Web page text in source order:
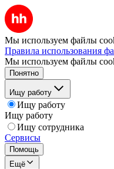
Мы используем файлы
Правила использования
Мы используем файлы
Понятно
Ищу работу
Ищу работу
Ищу работу
Ищу сотрудника
Сервисы
Помощь
Ещё